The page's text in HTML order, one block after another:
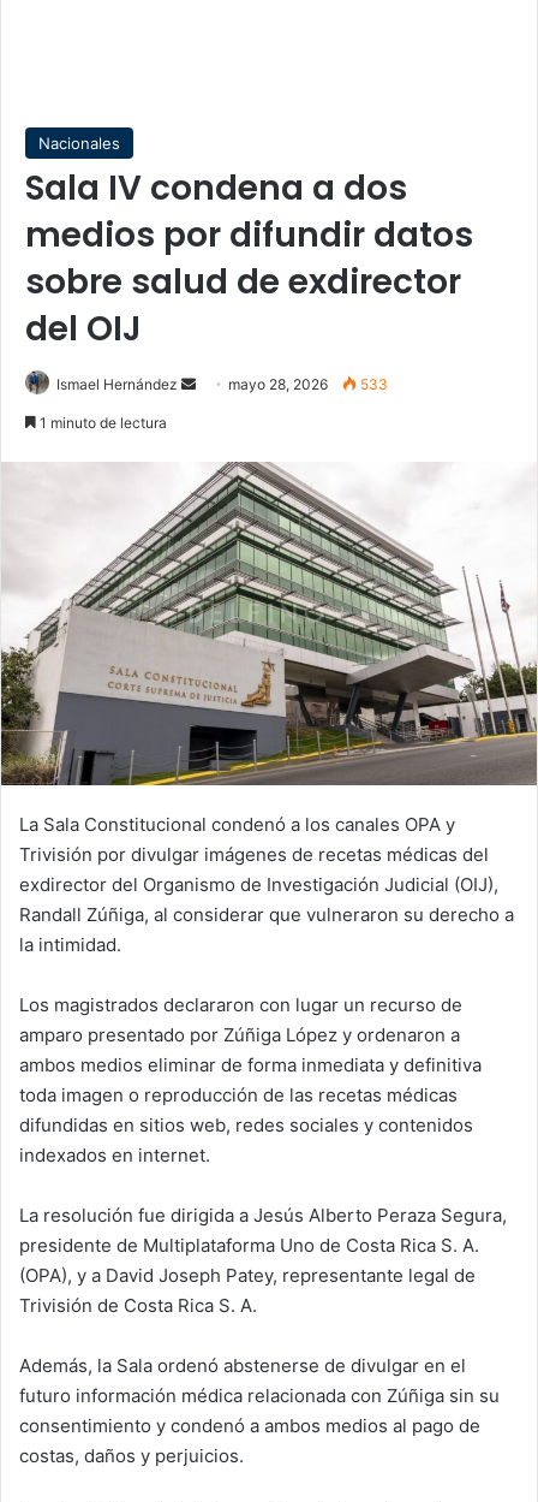
Nacionales
Sala IV condena a dos
medios por difundir datos
sobre salud de exdirector
del OIJ
Ismael Hernández
Send mayo 28, 2026 533
1 minuto de lectura
La Sala Constitucional condenó a los canales OPA y
Trivisión por divulgar imágenes de recetas médicas del
exdirector del Organismo de Investigación Judicial (OIJ),
Randall Zúñiga, al considerar que vulneraron su derecho a
la intimidad.
Los magistrados declararon con lugar un recurso de
amparo presentado por Zúñiga López y ordenaron a
ambos medios eliminar de forma inmediata y definitiva
toda imagen o reproducción de las recetas médicas
difundidas en sitios web, redes sociales y contenidos
indexados en internet.
La resolución fue dirigida a Jesús Alberto Peraza Segura,
presidente de Multiplataforma Uno de Costa Rica S. A.
(OPA), y a David Joseph Patey, representante legal de
Trivisión de Costa Rica S. A.
Además, la Sala ordenó abstenerse de divulgar en el
futuro información médica relacionada con Zúñiga sin su
consentimiento y condenó a ambos medios al pago de
costas, daños y perjuicios.